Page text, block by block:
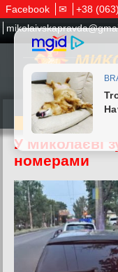
Facebook ✉
+38
07.07.2026
У Миколаєві
номерами